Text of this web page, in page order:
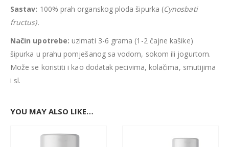
Sastav: 100% prah organskog ploda šipurka (Cynosbati
fructus).
Način upotrebe: uzimati 3-6 grama (1-2 čajne kašike)
šipurka u prahu pomješanog sa vodom, sokom ili jogurtom.
Može se koristiti i kao dodatak pecivima, kolačima, smutijima
i sl.
YOU MAY ALSO LIKE…